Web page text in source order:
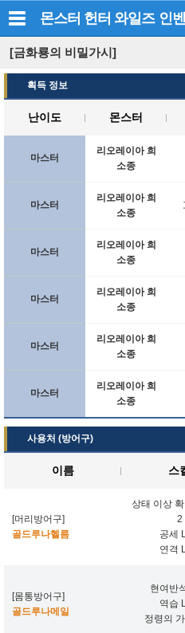
몬스터 헌터 와일즈 인벤
[금화룡의 비밀가시]
획득 정보
난이도 몬스터
마스터
리오레이아 희
소종
마스터
리오레이아 희
소종
마스터
리오레이아 희
소종
마스터
리오레이아 희
소종
마스터
리오레이아 희
소종
마스터
리오레이아 희
소종
사용처 (방어구)
이름 스
[머리방어구]
골드루나헬름
상태 이상
2
공세
연격
[몸통방어구]
골드루나메일
현여반
역습
정령의